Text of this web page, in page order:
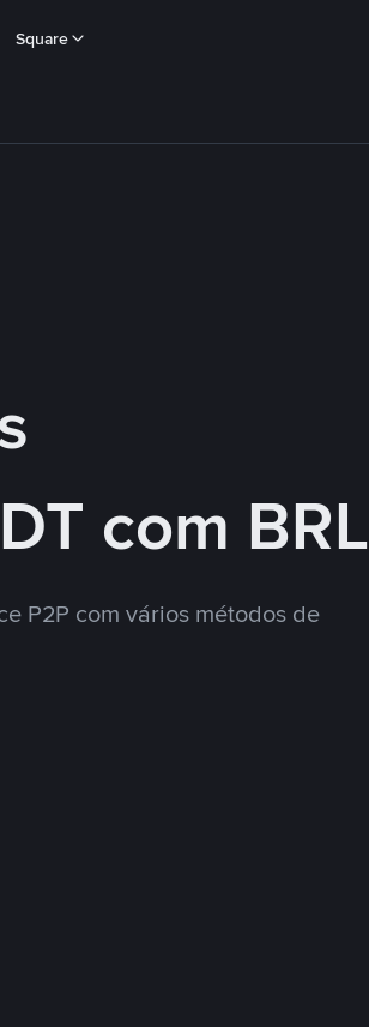
Square
com BRL
P2P com vários métodos de